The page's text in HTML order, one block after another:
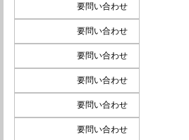
要問い合わせ
要問い合わせ
要問い合わせ
要問い合わせ
要問い合わせ
要問い合わせ